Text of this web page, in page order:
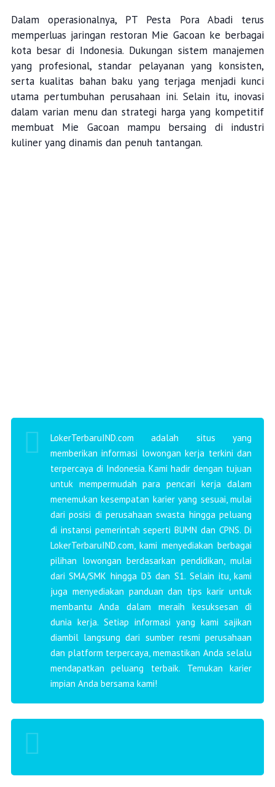
Dalam operasionalnya, PT Pesta Pora Abadi terus
memperluas jaringan restoran Mie Gacoan ke berbagai
kota besar di Indonesia. Dukungan sistem manajemen
yang profesional, standar pelayanan yang konsisten,
serta kualitas bahan baku yang terjaga menjadi kunci
utama pertumbuhan perusahaan ini. Selain itu, inovasi
dalam varian menu dan strategi harga yang kompetitif
membuat Mie Gacoan mampu bersaing di industri
kuliner yang dinamis dan penuh tantangan.
LokerTerbaruIND.com adalah situs yang
memberikan informasi lowongan kerja terkini dan
terpercaya di Indonesia. Kami hadir dengan tujuan
untuk mempermudah para pencari kerja dalam
menemukan kesempatan karier yang sesuai, mulai
dari posisi di perusahaan swasta hingga peluang
di instansi pemerintah seperti BUMN dan CPNS. Di
LokerTerbaruIND.com, kami menyediakan berbagai
pilihan lowongan berdasarkan pendidikan, mulai
dari SMA/SMK hingga D3 dan S1. Selain itu, kami
juga menyediakan panduan dan tips karir untuk
membantu Anda dalam meraih kesuksesan di
dunia kerja. Setiap informasi yang kami sajikan
diambil langsung dari sumber resmi perusahaan
dan platform terpercaya, memastikan Anda selalu
mendapatkan peluang terbaik. Temukan karier
impian Anda bersama kami!